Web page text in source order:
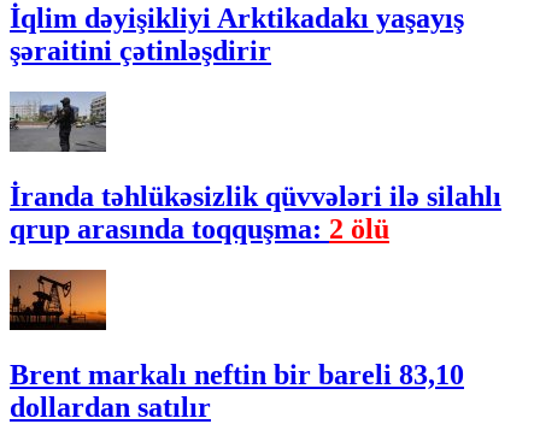
İqlim dəyişikliyi Arktikadakı yaşayış
şəraitini çətinləşdirir
İranda təhlükəsizlik qüvvələri ilə silahlı
qrup arasında toqquşma: 2 ölü
Brent markalı neftin bir bareli 83,10
dollardan satılır